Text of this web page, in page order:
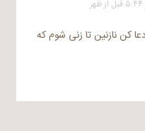
کن نازنین تا زنی شوم که